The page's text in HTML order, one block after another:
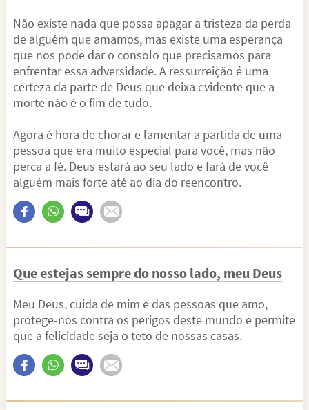
Não existe nada que possa apagar a tristeza da perda
de alguém que amamos, mas existe uma esperança
que nos pode dar o consolo que precisamos para
enfrentar essa adversidade. A ressurreição é uma
certeza da parte de Deus que deixa evidente que a
morte não é o fim de tudo.
Agora é hora de chorar e lamentar a partida de uma
pessoa que era muito especial para você, mas não
perca a fé. Deus estará ao seu lado e fará de você
alguém mais forte até ao dia do reencontro.
Que estejas sempre do nosso lado, meu Deus
Meu Deus, cuida de mim e das pessoas que amo,
protege-nos contra os perigos deste mundo e permite
que a felicidade seja o teto de nossas casas.